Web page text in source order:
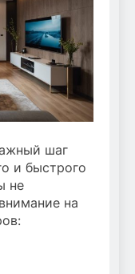
шаг
и быстрого
не
на